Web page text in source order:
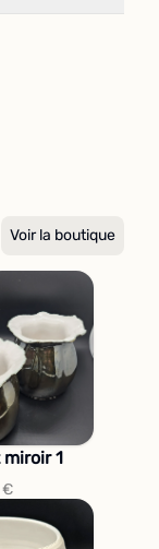
Voir la boutique
1
€